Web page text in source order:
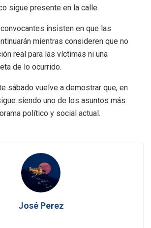
sigue presente en la calle.
insisten en que las
mientras consideren que no
real para las víctimas ni una
de lo ocurrido.
sábado vuelve a demostrar que, en
siendo uno de los asuntos más
político y social actual.
José Perez